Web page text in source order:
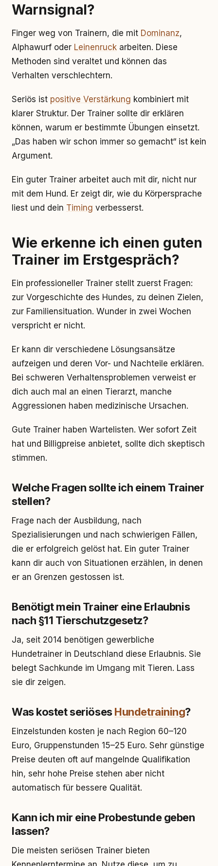
Warnsignal?
Finger weg von Trainern, die mit Dominanz,
Alphawurf oder Leinenruck arbeiten. Diese
Methoden sind veraltet und können das
Verhalten verschlechtern.
Seriös ist positive Verstärkung kombiniert mit
klarer Struktur. Der Trainer sollte dir erklären
können, warum er bestimmte Übungen einsetzt.
„Das haben wir schon immer so gemacht“ ist kein
Argument.
Ein guter Trainer arbeitet auch mit dir, nicht nur
mit dem Hund. Er zeigt dir, wie du Körpersprache
liest und dein Timing verbesserst.
Wie erkenne ich einen guten
Trainer im Erstgespräch?
Ein professioneller Trainer stellt zuerst Fragen:
zur Vorgeschichte des Hundes, zu deinen Zielen,
zur Familiensituation. Wunder in zwei Wochen
verspricht er nicht.
Er kann dir verschiedene Lösungsansätze
aufzeigen und deren Vor- und Nachteile erklären.
Bei schweren Verhaltensproblemen verweist er
dich auch mal an einen Tierarzt, manche
Aggressionen haben medizinische Ursachen.
Gute Trainer haben Wartelisten. Wer sofort Zeit
hat und Billigpreise anbietet, sollte dich skeptisch
stimmen.
Welche Fragen sollte ich einem Trainer
stellen?
Frage nach der Ausbildung, nach
Spezialisierungen und nach schwierigen Fällen,
die er erfolgreich gelöst hat. Ein guter Trainer
kann dir auch von Situationen erzählen, in denen
er an Grenzen gestossen ist.
Benötigt mein Trainer eine Erlaubnis
nach §11 Tierschutzgesetz?
Ja, seit 2014 benötigen gewerbliche
Hundetrainer in Deutschland diese Erlaubnis. Sie
belegt Sachkunde im Umgang mit Tieren. Lass
sie dir zeigen.
Was kostet seriösesHundetraining?
Einzelstunden kosten je nach Region 60–120
Euro, Gruppenstunden 15–25 Euro. Sehr günstige
Preise deuten oft auf mangelnde Qualifikation
hin, sehr hohe Preise stehen aber nicht
automatisch für bessere Qualität.
Kann ich mir eine Probestunde geben
lassen?
Die meisten seriösen Trainer bieten